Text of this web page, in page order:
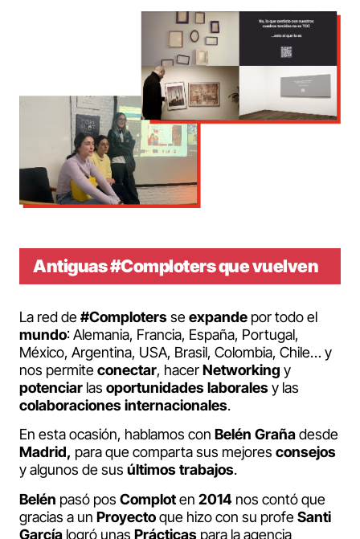
Antiguas #Comploters que vuelven
La red de#Complotersseexpande por todo el
mundo: Alemania, Francia, España, Portugal,
México, Argentina, USA, Brasil, Colombia, Chile… y
nos permiteconectar, hacerNetworking y
potenciar las oportunidadeslaboralesy las
colaboracionesinternacionales.
En esta ocasión, hablamos con Belén Grañadesde
Madrid, para que comparta sus mejores consejos
y algunos de sus últimostrabajos.
Belén pasó pos Comploten 2014 nos contó que
gracias a un Proyectoque hizo con su profeSanti
García logró unas Prácticas para la agencia